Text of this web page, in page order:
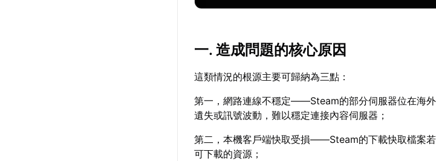
一. 造成問題的核心原因
這類情況的根源主要可歸納為三點：
第一，網路連線不穩定——Steam的部分伺服器位在海
遺失或訊號波動，難以穩定連接內容伺服器；
第二，本機客戶端快取受損——Steam的下載快取檔案
可下載的資源；